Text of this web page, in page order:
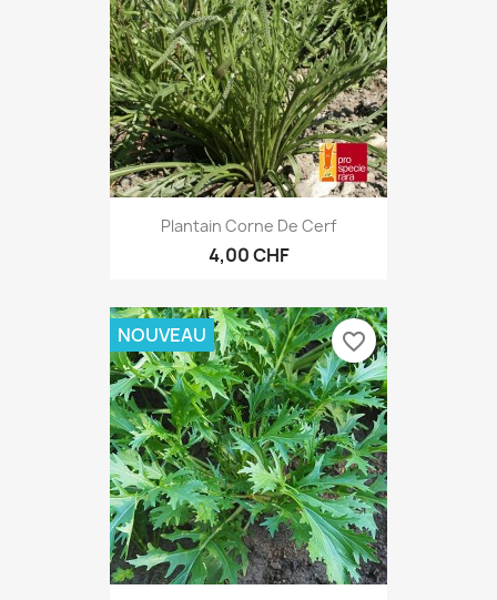
Plantain Corne De Cerf
4,00 CHF
NOUVEAU favorite_border